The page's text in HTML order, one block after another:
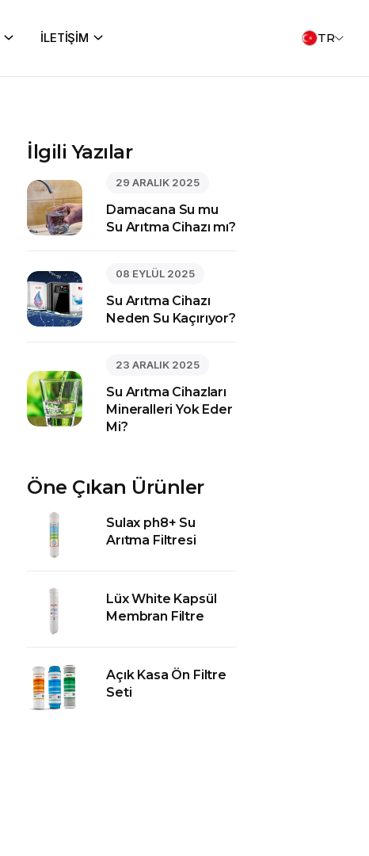
İLETİŞİM TR
İlgili Yazılar
29 ARALIK 2025
Damacana Su mu
Su Arıtma Cihazı mı?
08 EYLÜL 2025
Su Arıtma Cihazı
Neden Su Kaçırıyor?
23 ARALIK 2025
Su Arıtma Cihazları
Mineralleri Yok Eder
Mi?
Öne Çıkan Ürünler
Sulax ph8+ Su
Arıtma Filtresi
Lüx White Kapsül
Membran Filtre
Açık Kasa Ön Filtre
Seti